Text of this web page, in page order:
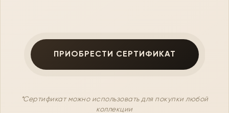
ПРИОБРЕСТИ СЕРТИФИКАТ
*Сертификат можно использовать для покупки любой
коллекции